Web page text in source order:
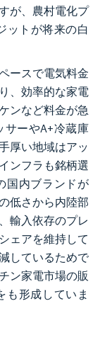
が、農村電化プ
ットが将来の白
ースで電気料金
、効率的な家電
ンなど料金が急
サーやA+冷蔵庫
厚い地域はアッ
ンフラも銘柄選
国内ブランドが
低さから内陸部
輸入依存のプレ
ェアを維持して
しているためで
ン家電市場の販
も形成していま